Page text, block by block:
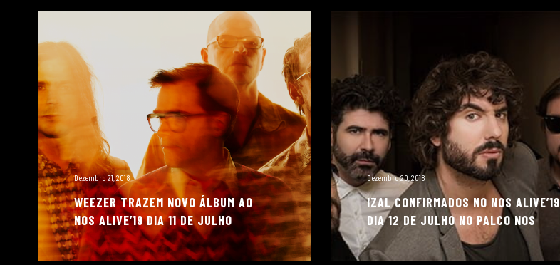
Dezembro 21, 2018
WEEZER TRAZEM NOVO ÁLBUM AO
NOS ALIVE’19 DIA 11 DE JULHO
Dezembro 20, 2018
IZAL CONFIRMADOS NO NOS ALIVE’19
DIA 12 DE JULHO NO PALCO NOS